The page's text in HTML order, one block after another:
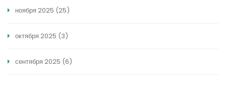
ноября 2025 (25)
октября 2025 (3)
сентября 2025 (6)